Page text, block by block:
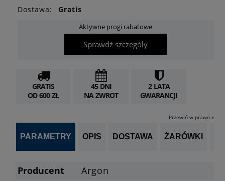
Dostawa:
Gratis
Aktywne progi rabatowe
Sprawdź szczegóły
GRATIS
OD 600 ZŁ
45 DNI
NA ZWROT
2 LATA
GWARANCJI
Przewiń w prawo »
PARAMETRY OPIS DOSTAWA ŻARÓWKI
Producent
Argon